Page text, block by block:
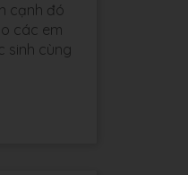
cạnh đó
các em
sinh cùng